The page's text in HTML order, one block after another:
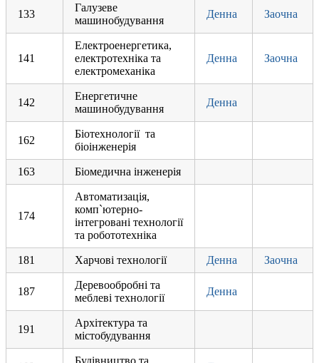
133
Галузеве
машинобудування
Денна Заочна
141
Електроенергетика,
електротехніка та
електромеханіка
Денна Заочна
142
Енергетичне
машинобудування
Денна
162
Біотехнології та
біоінженерія
163 Біомедична інженерія
174
Автоматизація,
комп`ютерно-
інтегровані технології
та робототехніка
181 Харчові технології Денна Заочна
187
Деревообробні та
меблеві технології
Денна
191
Архітектура та
містобудування
Будівництво та